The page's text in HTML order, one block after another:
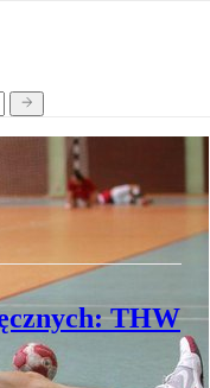
Vive -
THW